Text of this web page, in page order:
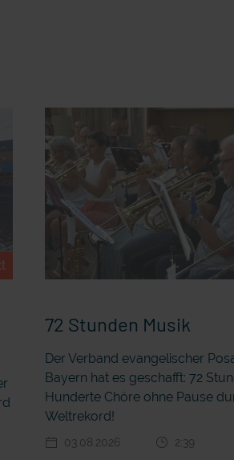
72 Stunden Musik
Der Verband evangelischer
Bayern hat es geschafft: 72
Hunderte Chöre ohne Pause
Weltrekord!
03.08.2026 2:39